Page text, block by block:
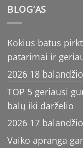
BLOG’AS
Kokius batus
patarimai ir
2026 18 balandžio
TOP 5 geriausi
balų iki darželio
2026 17 balandžio
Vaiko apranga